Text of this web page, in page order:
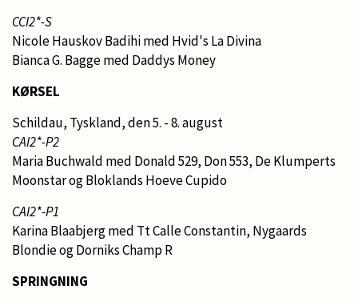
CCI2*-S
Nicole Hauskov Badihi med Hvid's La Divina
Bianca G. Bagge med Daddys Money
KØRSEL
Schildau, Tyskland, den 5. - 8. august
CAI2*-P2
Maria Buchwald med Donald 529, Don 553, De Klumperts
Moonstar og Bloklands Hoeve Cupido
CAI2*-P1
Karina Blaabjerg med Tt Calle Constantin, Nygaards
Blondie og Dorniks Champ R
SPRINGNING